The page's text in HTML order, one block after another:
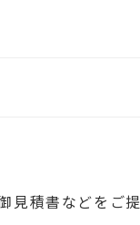
見積書などをご提